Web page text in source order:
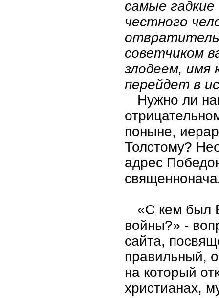
самые
честного
советчиком
злодеем, имя
перейдет в
Нужно ли
поныне,
Толстому?
адрес
«С кем был
войны?» -
сайта,
правильный,
на который
христианах,